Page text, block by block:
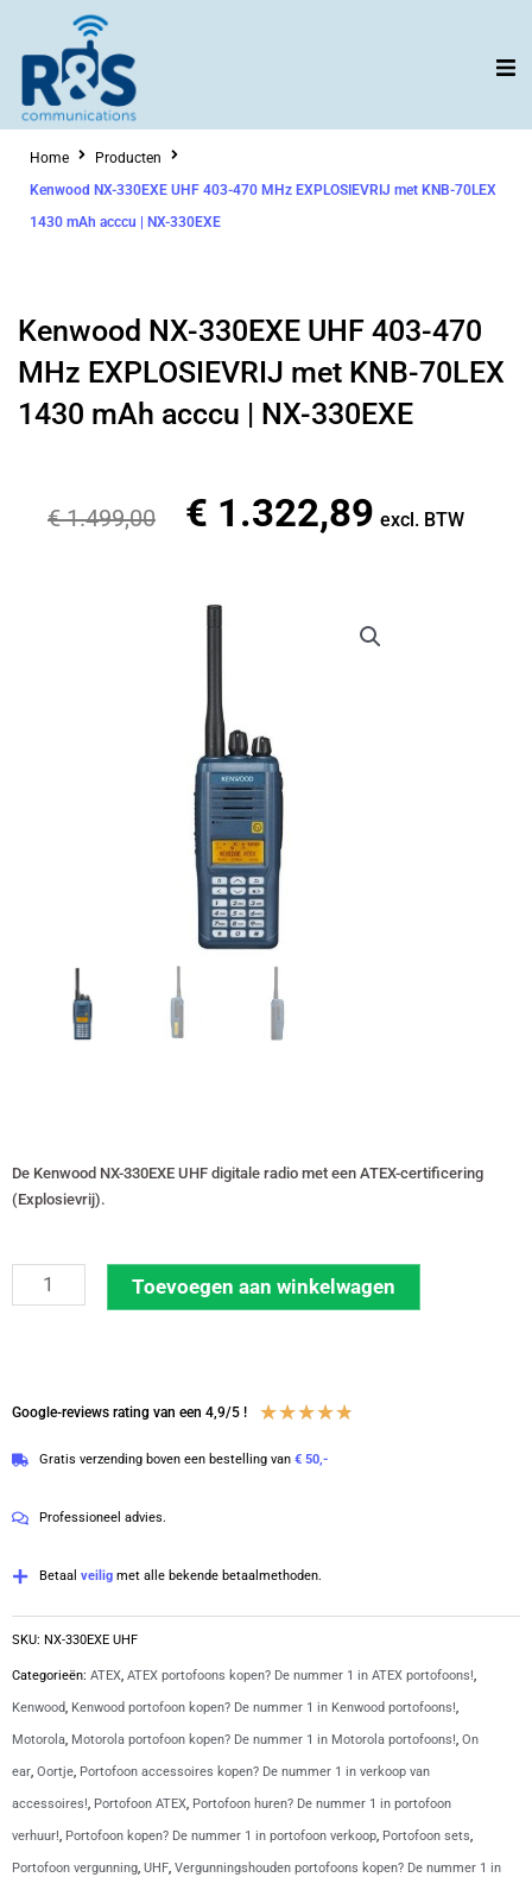
inhoud
Home
Producten
Kenwood NX-330EXE UHF 403-470 MHz EXPLOSIEVRIJ met KNB-70LEX
1430 mAh acccu | NX-330EXE
Kenwood NX-330EXE UHF 403-470
MHz EXPLOSIEVRIJ met KNB-70LEX
1430 mAh acccu | NX-330EXE
€1.499,00
Oorspronkelijke
€ 1.499,00.
€ 1.322,89 Huidige
excl. BTW
De Kenwood NX-330EXE UHF digitale radio met een ATEX-certificering
(Explosievrij).
Kenwood
NX-
403-
MHz
KNB-
1430
acccu
aantal
Toevoegen aan winkelwagen
Google-reviews rating van een 4,9/5 ! ★★★★★
Gratis verzending boven een bestelling van € 50,-
Professioneel advies.
Betaal veilig met alle bekende betaalmethoden.
SKU: NX-330EXE UHF
Categorieën: ATEX, ATEX portofoons kopen? De nummer 1 in ATEX portofoons!,
Kenwood, Kenwood portofoon kopen? De nummer 1 in Kenwood portofoons!,
Motorola, Motorola portofoon kopen? De nummer 1 in Motorola portofoons!, On
ear, Oortje, Portofoon accessoires kopen? De nummer 1 in verkoop van
accessoires!, Portofoon ATEX, Portofoon huren? De nummer 1 in portofoon
verhuur!, Portofoon kopen? De nummer 1 in portofoon verkoop, Portofoon sets,
Portofoon vergunning, UHF, Vergunningshouden portofoons kopen? De nummer 1 in